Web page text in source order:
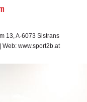
13, A-6073 Sistrans
Web: www.sport2b.at